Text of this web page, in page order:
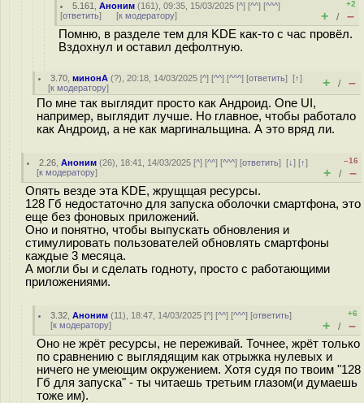
5.161 ,Аноним (161), 09:35, 15/03/2025 [^] [^^] [^^^]
[ответить] [к модератору]
+2
+ / –
Помню, в разделе тем для KDE как-то с час провёл.
Вздохнул и оставил дефолтную.
3.70 ,минонА (?), 20:18, 14/03/2025 [^] [^^] [^^^] [ответить][↑]
[к модератору] + / –
По мне так выглядит просто как Андроид. One UI,
например, выглядит лучше. Но главное, чтобы работало
как Андроид, а не как маргинальщина. А это вряд ли.
2.26 ,Аноним (26), 18:41, 14/03/2025 [^] [^^] [^^^] [ответить][↓] [↑]
[к модератору]
–16
+ / –
Опять везде эта KDE, жрущщая ресурсы.
128 Гб недостаточно для запуска оболочки смартфона, это
еще без фоновых приложений.
Оно и понятно, чтобы выпускать обновления и
стимулировать пользователей обновлять смартфоны
каждые 3 месяца.
А могли бы и сделать годноту, просто с работающими
приложениями.
3.32 ,Аноним (11), 18:47, 14/03/2025 [^] [^^] [^^^] [ответить]
[к модератору]
+6
+ / –
Оно не жрёт ресурсы, не переживай. Точнее, жрёт только
по сравнению с выглядящим как отрыжка нулевых и
ничего не умеющим окружением. Хотя судя по твоим "128
Гб для запуска" - ты читаешь третьим глазом(и думаешь
тоже им).